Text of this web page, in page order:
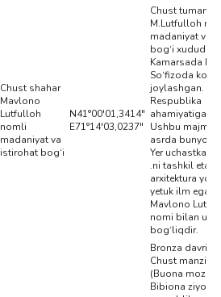
Chust shahar
Mavlono
Lutfulloh
nomli
madaniyat va
istirohat bog‘i
N41°00'01,3414"
E71°14'03,0237"
Chust tumani,
M.Lutfulloh
madaniyat va
bog‘i
Kamarsada
So‘fizoda
joylashgan.
Respublika
ahamiyatiga
Ushbu
asrda bunyod
Yer uchastkasi
.ni tashkil
arxitektura
yetuk ilm egasi
Mavlono
nomi bilan
bog‘liqdir.
Bronza
Chust
(Buona mozor
Bibiona